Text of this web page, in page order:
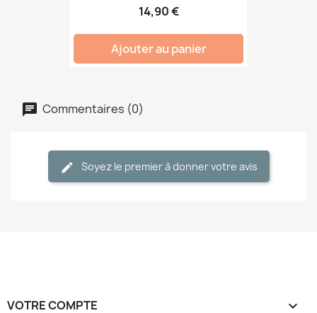
14,90 €
Ajouter au panier
Commentaires (0)
Soyez le premier à donner votre avis
VOTRE COMPTE 